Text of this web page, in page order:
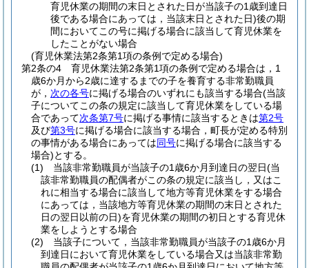
育児休業の期間の末日とされた日が当該子の1歳到達日
後である場合にあっては，当該末日とされた日)後の期
間においてこの号に掲げる場合に該当して育児休業を
したことがない場合
(育児休業法第2条第1項の条例で定める場合)
第2条の4
育児休業法第2条第1項の条例で定める場合は，1
歳6か月から2歳に達するまでの子を養育する非常勤職員
が， 次の各号に掲げる場合のいずれにも該当する場合(当該
子についてこの条の規定に該当して育児休業をしている場
合であって次条第7号に掲げる事情に該当するときは第2号
及び第3号に掲げる場合に該当する場合，町長が定める特別
の事情がある場合にあっては同号に掲げる場合に該当する
場合)とする。
(1)
当該非常勤職員が当該子の1歳6か月到達日の翌日(当
該非常勤職員の配偶者がこの条の規定に該当し，又はこ
れに相当する場合に該当して地方等育児休業をする場合
にあっては，当該地方等育児休業の期間の末日とされた
日の翌日以前の日)を育児休業の期間の初日とする育児休
業をしようとする場合
(2)
当該子について，当該非常勤職員が当該子の1歳6か月
到達日において育児休業をしている場合又は当該非常勤